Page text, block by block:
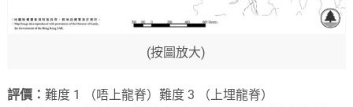
(按圖放大)
評價：難度 1 （唔上龍脊）難度 3 （上埋龍脊）